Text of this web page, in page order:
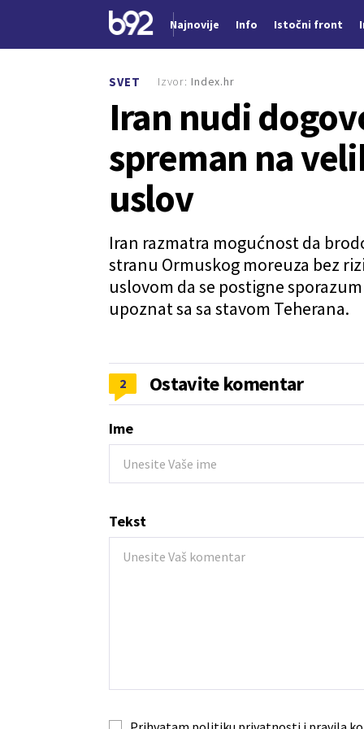
Najnovije Info Istočni front
SVET
Iran nudi
spreman na
uslov
Iran razmatra mogućnost da
stranu Ormuskog moreuza bez
uslovom da se postigne
upoznat sa sa stavom Teherana.
Izvor: Index.hr
2 Ostavite komentar
Ime
Tekst